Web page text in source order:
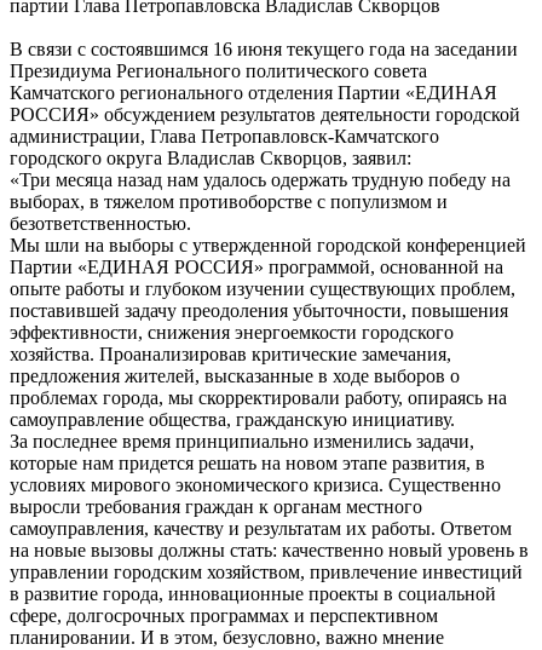
партии Глава Петропавловска Владислав Скворцов
В связи с состоявшимся 16 июня текущего года на заседании
Президиума Регионального политического совета
Камчатского регионального отделения Партии «ЕДИНАЯ
РОССИЯ» обсуждением результатов деятельности городской
администрации, Глава Петропавловск-Камчатского
городского округа Владислав Скворцов, заявил:
«Три месяца назад нам удалось одержать трудную победу на
выборах, в тяжелом противоборстве с популизмом и
безответственностью.
Мы шли на выборы с утвержденной городской конференцией
Партии «ЕДИНАЯ РОССИЯ» программой, основанной на
опыте работы и глубоком изучении существующих проблем,
поставившей задачу преодоления убыточности, повышения
эффективности, снижения энергоемкости городского
хозяйства. Проанализировав критические замечания,
предложения жителей, высказанные в ходе выборов о
проблемах города, мы скорректировали работу, опираясь на
самоуправление общества, гражданскую инициативу.
За последнее время принципиально изменились задачи,
которые нам придется решать на новом этапе развития, в
условиях мирового экономического кризиса. Существенно
выросли требования граждан к органам местного
самоуправления, качеству и результатам их работы. Ответом
на новые вызовы должны стать: качественно новый уровень в
управлении городским хозяйством, привлечение инвестиций
в развитие города, инновационные проекты в социальной
сфере, долгосрочных программах и перспективном
планировании. И в этом, безусловно, важно мнение